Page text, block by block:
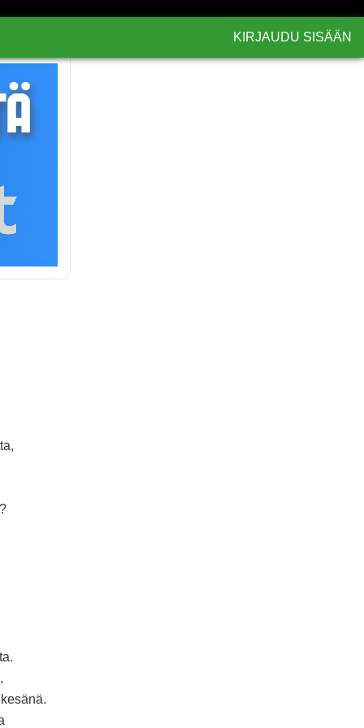
KIRJAUDU SISÄÄN